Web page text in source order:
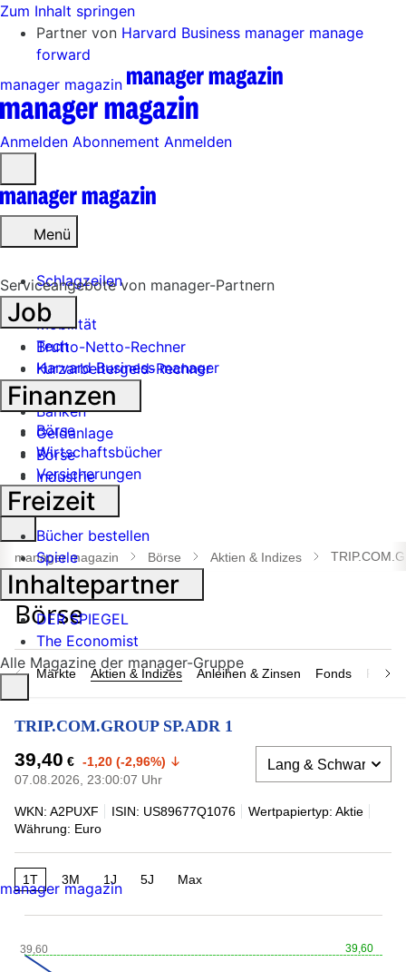
Zum Inhalt springen
Partner von Harvard Business manager manage
forward
manager magazin
Anmelden Abonnement Anmelden
öffnen
Menü
Schlagzeilen
Mobilität
Tech
Harvard Business manager
Handel
Banken
Geldanlage
Börse
Industrie
Suche
öffnen
manager magazin Börse Aktien & Indizes
Märkte Aktien & Indizes Anleihen & Zinsen Fonds
TRIP.COM.GROUP SP.ADR 1
39,40 € -1,20 (-2,96%)
07.08.2026, 23:00:07 Uhr
WKN: A2PUXF ISIN: US89677Q1076
Wertpapiertyp: Aktie
Währung: Euro
1T 3M 1J 5J Max
39,60
39,60
Serviceangebote von manager-Partnern
Job
Brutto-Netto-Rechner
Kurzarbeitergeld-Rechner
Finanzen
Börse
Wirtschaftsbücher
Versicherungen
Freizeit
Bücher bestellen
Spiele
Inhaltepartner
DER SPIEGEL
The Economist
Alle Magazine der manager-Gruppe
manager magazin